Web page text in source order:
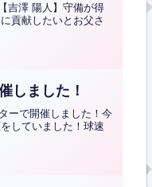
吉澤 陽人】守備が得
貢献したいとお父さ
しました！
ーで開催しました！今
していました！球速